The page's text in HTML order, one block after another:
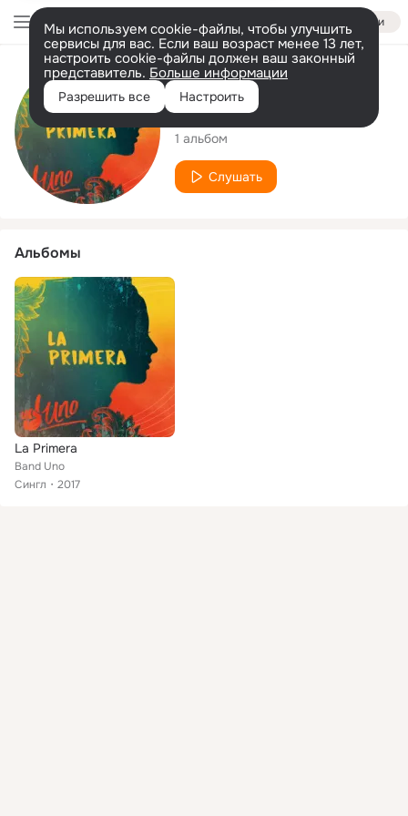
Войти
Мы используем cookie-файлы, чтобы улучшить
сервисы для вас. Если ваш возраст менее 13 лет,
настроить cookie-файлы должен ваш законный
представитель. Больше информации
Разрешить все Настроить
Исполнитель
Band Uno
1 альбом
Слушать
Альбомы
La Primera
Band Uno
Сингл
2017